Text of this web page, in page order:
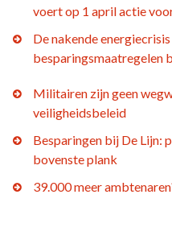
voert op 1 april actie
De nakende
besparingsmaatregelen
Militairen zijn geen
veiligheidsbeleid
Besparingen bij De Lijn:
bovenste plank
39.000 meer